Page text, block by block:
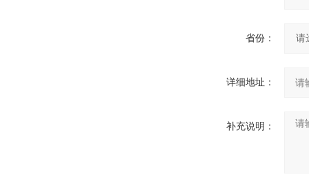
省份：
详细地址：
补充说明：